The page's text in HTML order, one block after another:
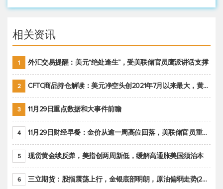
相关资讯
1 外汇交易提醒：美元“绝处逢生”，受美联储官员鹰派讲话支撑
2 CFTC商品持仓解读：美元净空头创2021年7月以来最大，黄金期货投机性净多头头寸减少
3 11月29日重点数据和大事件前瞻
4 11月29日财经早餐：金价从逾一周高位回落，美联储官员重申鹰派立场推动美元回升
5 现货黄金续反弹，美指创两周新低，缓解高通胀美国须治本
6 三立期货：股指震荡上行，金银底部明朗，原油偏弱走势(20221128收评)